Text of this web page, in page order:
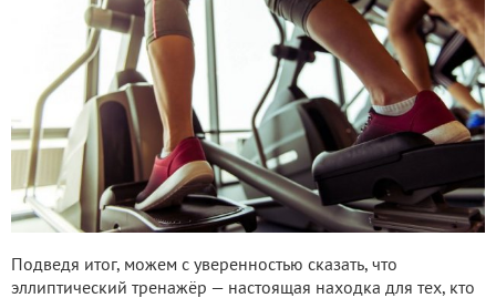
Подведя итог, можем с уверенностью сказать, что
эллиптический тренажёр — настоящая находка для тех, кто